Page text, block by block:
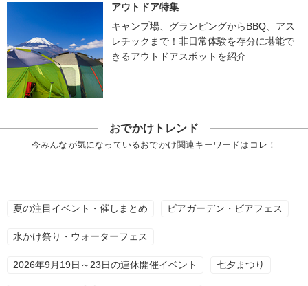
アウトドア特集
キャンプ場、グランピングからBBQ、アス
レチックまで！非日常体験を存分に堪能で
きるアウトドアスポットを紹介
おでかけトレンド
今みんなが気になっているおでかけ関連キーワードはコレ！
夏の注目イベント・催しまとめ ビアガーデン・ビアフェス
水かけ祭り・ウォーターフェス
2026年9月19日～23日の連休開催イベント 七夕まつり